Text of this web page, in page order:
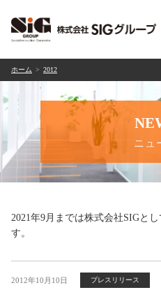
ホーム 2012
ニュ
2021年9月までは株式会社SIGと
す。
2012年10月10日 プレスリリース